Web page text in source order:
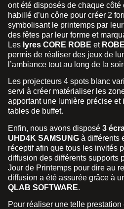
ont été disposés de chaque côté
habillé d’un cône pour créer 2
symbolisant le printemps par
des fêtes par leur forme et
Les lyres CORE ROBE et
permis de réaliser des jeux de
l’ambiance tout au long de la
Les projecteurs 4 spots blanc
servi à créer matérialiser les
apportant une lumière précise et
tables de buffet.
Enfin, nous avons disposé 3
UHD4K SAMSUNG à différents
réceptif afin que tous les invités
diffusion des différents supports
Jour de Printemps pour dire au
diffusion a été assurée grâce à
QLAB SOFTWARE.
Pour réaliser une telle